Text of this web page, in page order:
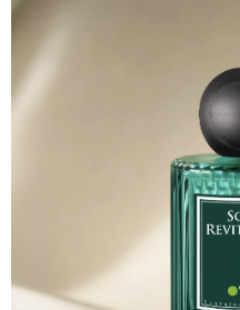
５．嚴禁一人註冊多個帳號或使用